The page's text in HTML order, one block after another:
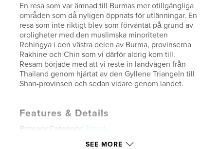
En resa som var ämnad till Burmas mer otillgängliga
områden som då nyligen öppnats för utlänningar. En
resa som inte riktigt blev som förväntat på grund av
oroligheter med den muslimska minoriteten
Rohingya i den västra delen av Burma, provinserna
Rakhine och Chin som vi därför aldrig kom till.
Resam började med att vi reste in landvägen från
Thailand genom hjärtat av den Gyllene Triangeln till
Shan-provinsen och sedan vidare genom landet.
Features & Details
Primary Category:
Travel
Large Format Landscape, 13×11 in,
SEE MORE